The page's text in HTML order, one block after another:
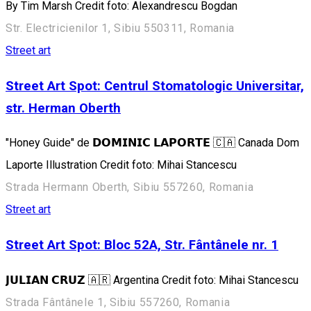
By Tim Marsh Credit foto: Alexandrescu Bogdan
Str. Electricienilor 1, Sibiu 550311, Romania
Street art
Street Art Spot: Centrul Stomatologic Universitar,
str. Herman Oberth
"Honey Guide" de 𝗗𝗢𝗠𝗜𝗡𝗜𝗖 𝗟𝗔𝗣𝗢𝗥𝗧𝗘 🇨🇦 Canada Dom
Laporte Illustration Credit foto: Mihai Stancescu
Strada Hermann Oberth, Sibiu 557260, Romania
Street art
Street Art Spot: Bloc 52A, Str. Fântânele nr. 1
𝗝𝗨𝗟𝗜𝗔𝗡 𝗖𝗥𝗨𝗭 🇦🇷 Argentina Credit foto: Mihai Stancescu
Strada Fântânele 1, Sibiu 557260, Romania